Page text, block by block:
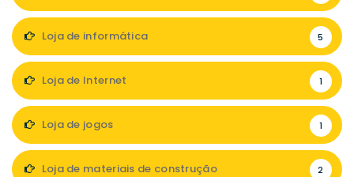
Loja de informática 5
Loja de Internet 1
Loja de jogos 1
Loja de materiais de construção 2